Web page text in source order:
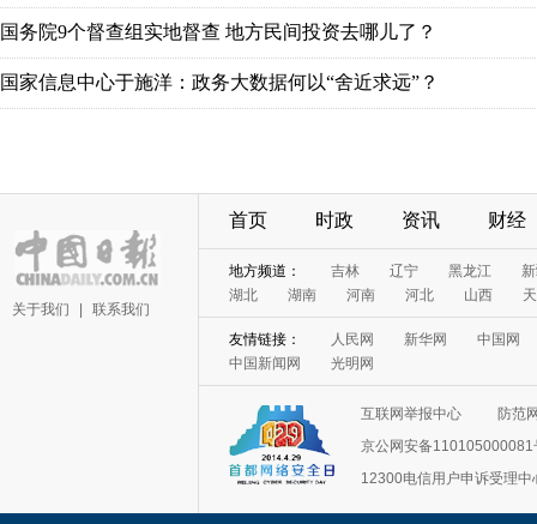
国务院9个督查组实地督查 地方民间投资去哪儿了？
国家信息中心于施洋：政务大数据何以“舍近求远”？
关于我们 联系我们
首页 时政 资讯 财经
地方频道： 吉林 辽宁 黑龙江
湖北
湖南 河南 河北 山西
友情链接： 人民网 新华网
中国网
中国新闻网
光明网
互联网举报中心
防范
京公网安备110105000081
12300电信用户申诉受理中